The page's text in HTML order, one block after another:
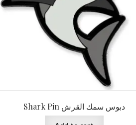
Shark Pin دبوس سمك القرش